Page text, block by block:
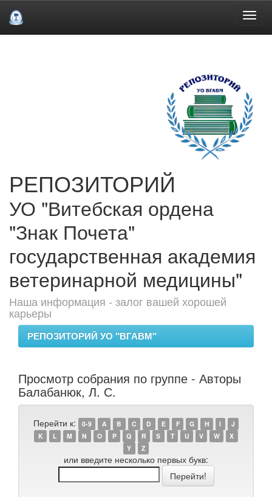
РЕПОЗИТОРИЙ
УО "Витебская ордена
"Знак Почета"
государственная академия
ветеринарной медицины"
Наша информация - залог вашей хорошей
карьеры
РЕПОЗИТОРИЙ УО "ВГАВМ"
Просмотр собрания по группе - Авторы
Балабанюк, Л. С.
Перейти к: 0-9 A B C D E F G H I
J
K
L M N O P Q R S T U V W
X
Y
Z
или введите несколько первых букв: